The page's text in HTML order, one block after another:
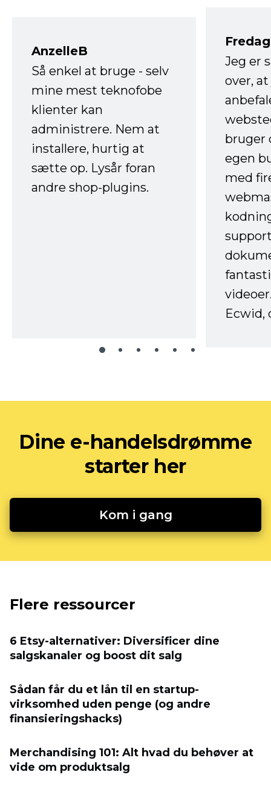
AnzelleB
Så enkel at bruge - selv
mine mest teknofobe
klienter kan
administrere. Nem at
installere, hurtig at
sætte op. Lysår foran
andre shop-plugins.
Jeg er
over,
bruger
egen
med
Ecwid,
Dine e-handelsdrømme
starter her
Kom i gang
Flere ressourcer
6 Etsy-alternativer: Diversificer dine
salgskanaler og boost dit salg
Sådan får du et lån til en startup-
virksomhed uden penge (og andre
finansieringshacks)
Merchandising 101: Alt hvad du behøver at
vide om produktsalg